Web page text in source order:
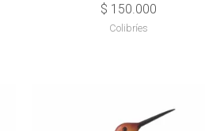
$ 150.000
Colibríes